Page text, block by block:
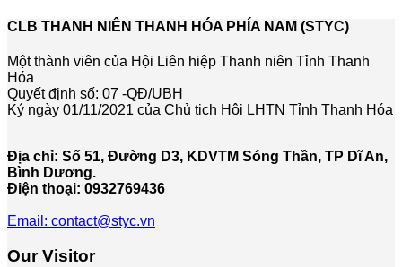
CLB THANH NIÊN THANH HÓA PHÍA NAM (STYC)
Một thành viên của Hội Liên hiệp Thanh niên Tỉnh Thanh
Hóa
Quyết định số: 07 -QĐ/UBH
Ký ngày 01/11/2021 của Chủ tịch Hội LHTN Tỉnh Thanh Hóa
Địa chỉ: Số 51, Đường D3, KDVTM Sóng Thần, TP Dĩ An,
Bình Dương.
Điện thoại: 0932769436
Email: contact@styc.vn
Our Visitor